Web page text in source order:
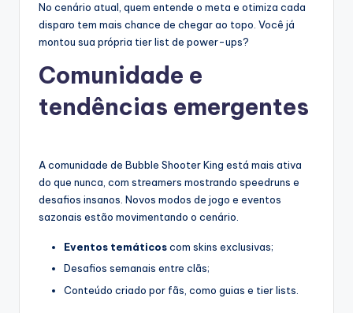
No cenário atual, quem entende o meta e otimiza cada
disparo tem mais chance de chegar ao topo. Você já
montou sua própria tier list de power-ups?
Comunidade e
tendências emergentes
A comunidade de Bubble Shooter King está mais ativa
do que nunca, com streamers mostrando speedruns e
desafios insanos. Novos modos de jogo e eventos
sazonais estão movimentando o cenário.
Eventos temáticoscom skins exclusivas;
Desafios semanais entre clãs;
Conteúdo criado por fãs, como guias e tier lists.